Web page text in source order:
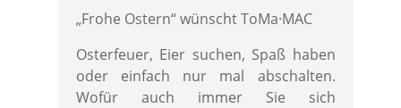
„Frohe Ostern“ wünscht ToMa·MAC
Osterfeuer, Eier suchen, Spaß haben
oder einfach nur mal abschalten.
Wofür auch immer Sie sich